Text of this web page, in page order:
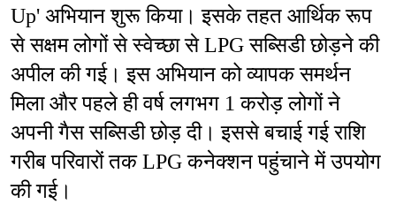
Up' अभियान शुरू किया। इसके तहत आर्थिक रूप
से सक्षम लोगों से स्वेच्छा से LPG सब्सिडी छोड़ने की
अपील की गई। इस अभियान को व्यापक समर्थन
मिला और पहले ही वर्ष लगभग 1 करोड़ लोगों ने
अपनी गैस सब्सिडी छोड़ दी। इससे बचाई गई राशि
गरीब परिवारों तक LPG कनेक्शन पहुंचाने में उपयोग
की गई।